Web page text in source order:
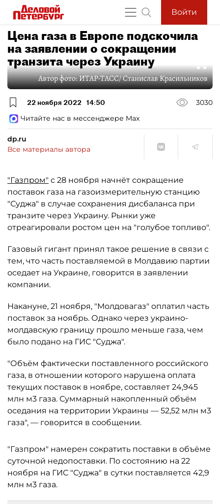
Войти
Цена газа в Европе подскочила
на заявлении о сокращении
транзита через Украину
Автор фото:ИТАР-ТАСС/ Станислав Красильников
22 ноября 2022 14:50
3030
Читайте нас в мессенджере Max
dp.ru
Все материалы автора
"Газпром" с 28 ноября начнёт сокращение
поставок газа на газоизмерительную станцию
"Суджа" в случае сохранения дисбаланса при
транзите через Украину. Рынки уже
отреагировали ростом цен на "голубое топливо".
Газовый гигант принял такое решение в связи с
тем, что часть поставляемой в Молдавию партии
оседает на Украине, говорится в заявлении
компании.
Накануне, 21 ноября, "Молдовагаз" оплатил часть
поставок за ноябрь. Однако через украино-
молдавскую границу прошло меньше газа, чем
было подано на ГИС "Суджа".
"Объём фактически поставленного российского
газа, в отношении которого нарушена оплата
текущих поставок в ноябре, составляет 24,945
млн м3 газа. Суммарный накопленный объём
оседания на территории Украины — 52,52 млн м3
газа", — говорится в сообщении.
"Газпром" намерен сократить поставки в объёме
суточной недопоставки. По состоянию на 22
ноября на ГИС "Суджа" в сутки поставляется 42,9
млн м3 газа.